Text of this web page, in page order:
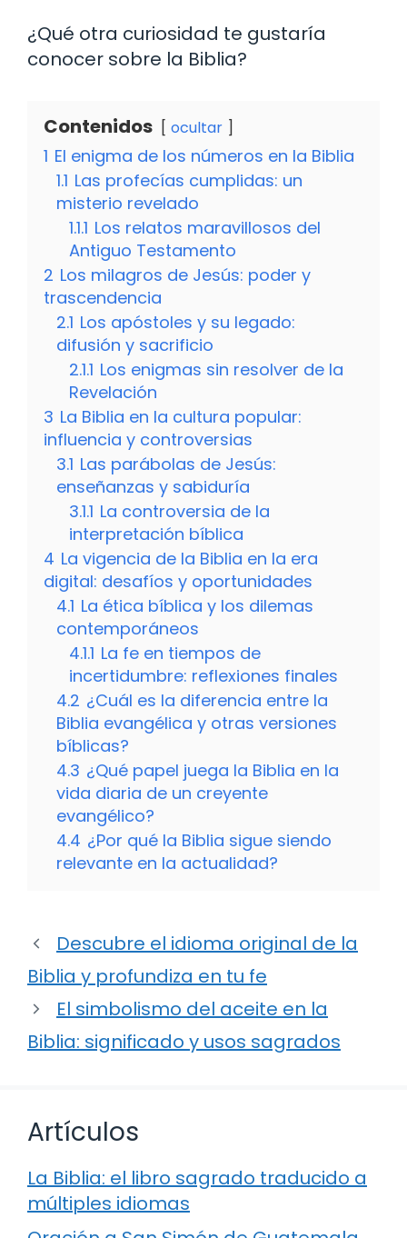
¿Qué otra curiosidad te gustaría
conocer sobre la Biblia?
Contenidos ocultar
1 El enigma de los números en la Biblia
1.1 Las profecías cumplidas: un
misterio revelado
1.1.1 Los relatos maravillosos del
Antiguo Testamento
2 Los milagros de Jesús: poder y
trascendencia
2.1 Los apóstoles y su legado:
difusión y sacrificio
2.1.1 Los enigmas sin resolver de la
Revelación
3 La Biblia en la cultura popular:
influencia y controversias
3.1 Las parábolas de Jesús:
enseñanzas y sabiduría
3.1.1 La controversia de la
interpretación bíblica
4 La vigencia de la Biblia en la era
digital: desafíos y oportunidades
4.1 La ética bíblica y los dilemas
contemporáneos
4.1.1 La fe en tiempos de
incertidumbre: reflexiones finales
4.2 ¿Cuál es la diferencia entre la
Biblia evangélica y otras versiones
bíblicas?
4.3 ¿Qué papel juega la Biblia en la
vida diaria de un creyente
evangélico?
4.4 ¿Por qué la Biblia sigue siendo
relevante en la actualidad?
Descubre el idioma original de la
Biblia y profundiza en tu fe
El simbolismo del aceite en la
Biblia: significado y usos sagrados
Artículos
La Biblia: el libro sagrado traducido a
múltiples idiomas